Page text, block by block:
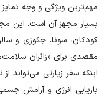
مهم‌ترین ویژگی و وجه
بسیار مجهز آن است. این
کودکان، سونا، جکوزی و
مقصدی برای «زائران
اینکه سفر زیارتی می‌تواند
بازیابی انرژی و آرامش